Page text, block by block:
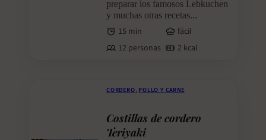
preparar los famosos Lebkuchen
y muchas otras recetas...
15 min
fácil
12 personas
2 kcal
CORDERO, POLLO Y CARNE
Costillas de cordero
Teriyaki